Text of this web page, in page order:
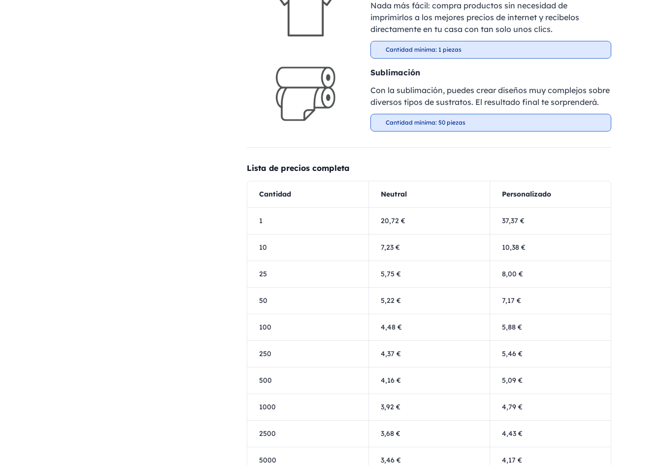
Nada más fácil: compra productos sin necesidad de
imprimirlos a los mejores precios de internet y recíbelos
directamente en tu casa con tan solo unos clics.
Cantidad mínima: 1 piezas
Sublimación
Con la sublimación, puedes crear diseños muy complejos sobre
diversos tipos de sustratos. El resultado final te sorprenderá.
Cantidad mínima: 50 piezas
Lista de precios completa
Cantidad Neutral Personalizado
1 20,72 € 37,37 €
10 7,23 € 10,38 €
25 5,75 € 8,00 €
50 5,22 € 7,17 €
100 4,48 € 5,88 €
250 4,37 € 5,46 €
500 4,16 € 5,09 €
1000 3,92 € 4,79 €
2500 3,68 € 4,43 €
5000 3,46 € 4,17 €